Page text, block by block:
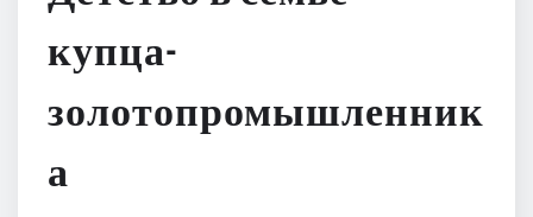
купца-
золотопромышленник
а